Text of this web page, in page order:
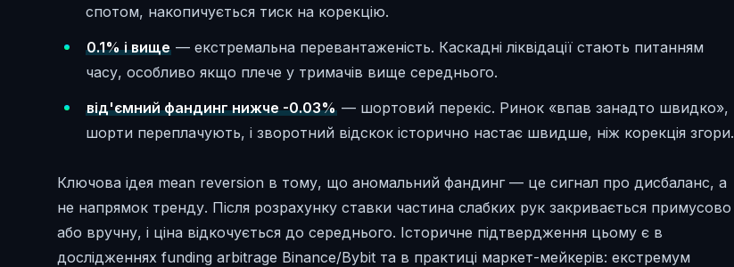
спотом, накопичується тиск на корекцію.
0.1% і вище— екстремальна перевантаженість. Каскадні ліквідації стають питанням
часу, особливо якщо плече у тримачів вище середнього.
від'ємний фандинг нижче -0.03%— шортовий перекіс. Ринок «впав занадто швидко»,
шорти переплачують, і зворотний відскок історично настає швидше, ніж корекція згори.
Ключова ідея mean reversion в тому, що аномальний фандинг — це сигнал про дисбаланс, а
не напрямок тренду. Після розрахунку ставки частина слабких рук закривається примусово
або вручну, і ціна відкочується до середнього. Історичне підтвердження цьому є в
дослідженнях funding arbitrage Binance/Bybit та в практиці маркет-мейкерів: екстремум